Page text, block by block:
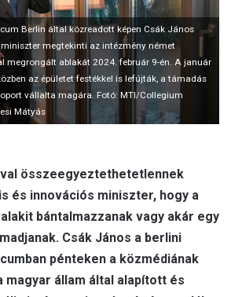
l
Berlin által közreadott képen Csák János
megtekinti az intézmény német
megrongált ablakát 2024. február 9-én. A január
az épületet festékkel is lefújták, a támadás
vállalta magára. Fotó: MTI/Collegium
Mátyás
összeegyeztethetetlennek
és innovációs miniszter, hogy a
bántalmazzanak vagy akár egy
Csák János a berlini
pénteken a közmédiának
magyar állam által alapított és